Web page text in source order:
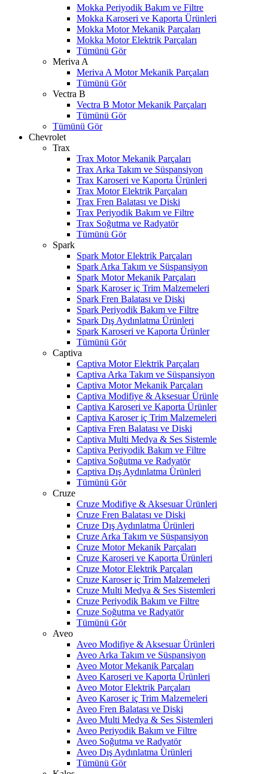
Mokka Periyodik Bakım ve Filtre
Mokka Karoseri ve Kaporta Ürünleri
Mokka Motor Mekanik Parçaları
Mokka Motor Elektrik Parçaları
Tümünü Gör
Meriva A
Meriva A Motor Mekanik Parçaları
Tümünü Gör
Vectra B
Vectra B Motor Mekanik Parçaları
Tümünü Gör
Tümünü Gör
Chevrolet
Trax
Trax Motor Mekanik Parçaları
Trax Arka Takım ve Süspansiyon
Trax Karoseri ve Kaporta Ürünleri
Trax Motor Elektrik Parçaları
Trax Fren Balatası ve Diski
Trax Periyodik Bakım ve Filtre
Trax Soğutma ve Radyatör
Tümünü Gör
Spark
Spark Motor Elektrik Parçaları
Spark Arka Takım ve Süspansiyon
Spark Motor Mekanik Parçaları
Spark Karoser iç Trim Malzemeleri
Spark Fren Balatası ve Diski
Spark Periyodik Bakım ve Filtre
Spark Dış Aydınlatma Ürünleri
Spark Karoseri ve Kaporta Ürünler
Tümünü Gör
Captiva
Captiva Motor Elektrik Parçaları
Captiva Arka Takım ve Süspansiyon
Captiva Motor Mekanik Parçaları
Captiva Modifiye & Aksesuar Ürünle
Captiva Karoseri ve Kaporta Ürünler
Captiva Karoser iç Trim Malzemeleri
Captiva Fren Balatası ve Diski
Captiva Multi Medya & Ses Sistemle
Captiva Periyodik Bakım ve Filtre
Captiva Soğutma ve Radyatör
Captiva Dış Aydınlatma Ürünleri
Tümünü Gör
Cruze
Cruze Modifiye & Aksesuar Ürünleri
Cruze Fren Balatası ve Diski
Cruze Dış Aydınlatma Ürünleri
Cruze Arka Takım ve Süspansiyon
Cruze Motor Mekanik Parçaları
Cruze Karoseri ve Kaporta Ürünleri
Cruze Motor Elektrik Parçaları
Cruze Karoser iç Trim Malzemeleri
Cruze Multi Medya & Ses Sistemleri
Cruze Periyodik Bakım ve Filtre
Cruze Soğutma ve Radyatör
Tümünü Gör
Aveo
Aveo Modifiye & Aksesuar Ürünleri
Aveo Arka Takım ve Süspansiyon
Aveo Motor Mekanik Parçaları
Aveo Karoseri ve Kaporta Ürünleri
Aveo Motor Elektrik Parçaları
Aveo Karoser iç Trim Malzemeleri
Aveo Fren Balatası ve Diski
Aveo Multi Medya & Ses Sistemleri
Aveo Periyodik Bakım ve Filtre
Aveo Soğutma ve Radyatör
Aveo Dış Aydınlatma Ürünleri
Tümünü Gör